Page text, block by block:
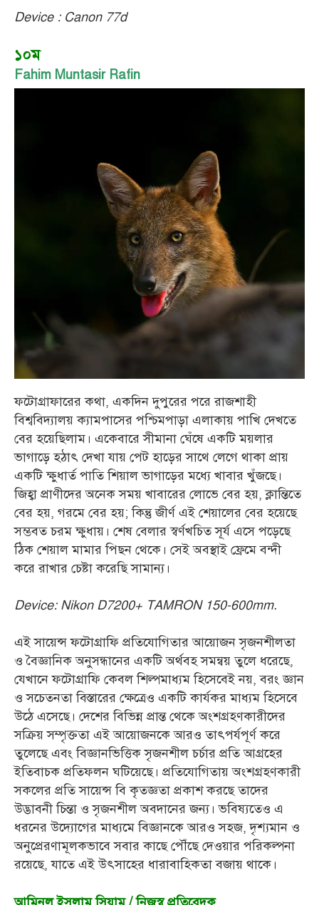
Device : Canon 77d
১০ম
Fahim Muntasir Rafin
ফটোগ্রাফারের কথা, একদিন দুপুরের পরে রাজশাহী
বিশ্ববিদ্যালয় ক্যামপাসের পশ্চিমপাড়া এলাকায় পাখি দেখতে
বের হয়েছিলাম। একেবারে সীমানা ঘেঁষে একটি ময়লার
ভাগাড়ে হঠাৎ দেখা যায় পেট হাড়ের সাথে লেগে থাকা প্রায়
একটি ক্ষুধার্ত পাতি শিয়াল ভাগাড়ের মধ্যে খাবার খুঁজছে।
জিহ্বা প্রাণীদের অনেক সময় খাবারের লোভে বের হয়, ক্লান্তিতে
বের হয়, গরমে বের হয়; কিন্তু জীর্ণ এই শেয়ালের বের হয়েছে
সম্ভবত চরম ক্ষুধায়। শেষ বেলার স্বর্ণখচিত সূর্য এসে পড়েছে
ঠিক শেয়াল মামার পিছন থেকে। সেই অবস্থাই ফ্রেমে বন্দী
করে রাখার চেষ্টা করেছি সামান্য।
Device: Nikon D7200+ TAMRON 150-600mm.
এই সায়েন্স ফটোগ্রাফি প্রতিযোগিতার আয়োজন সৃজনশীলতা
ও বৈজ্ঞানিক অনুসন্ধানের একটি অর্থবহ সমন্বয় তুলে ধরেছে,
যেখানে ফটোগ্রাফি কেবল শিল্পমাধ্যম হিসেবেই নয়, বরং জ্ঞান
ও সচেতনতা বিস্তারের ক্ষেত্রেও একটি কার্যকর মাধ্যম হিসেবে
উঠে এসেছে। দেশের বিভিন্ন প্রান্ত থেকে অংশগ্রহণকারীদের
সক্রিয় সম্পৃক্ততা এই আয়োজনকে আরও তাৎপর্যপূর্ণ করে
তুলেছে এবং বিজ্ঞানভিত্তিক সৃজনশীল চর্চার প্রতি আগ্রহের
ইতিবাচক প্রতিফলন ঘটিয়েছে। প্রতিযোগিতায় অংশগ্রহণকারী
সকলের প্রতি সায়েন্স বি কৃতজ্ঞতা প্রকাশ করছে তাদের
উদ্ভাবনী চিন্তা ও সৃজনশীল অবদানের জন্য। ভবিষ্যতেও এ
ধরনের উদ্যোগের মাধ্যমে বিজ্ঞানকে আরও সহজ, দৃশ্যমান ও
অনুপ্রেরণামূলকভাবে সবার কাছে পৌঁছে দেওয়ার পরিকল্পনা
রয়েছে, যাতে এই উৎসাহের ধারাবাহিকতা বজায় থাকে।